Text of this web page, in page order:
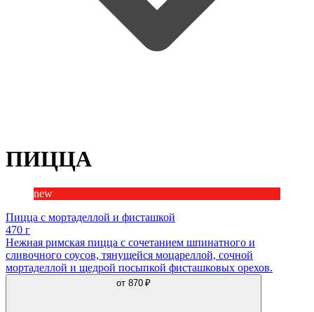
ПИЦЦА
new
Пицца с мортаделлой и фисташкой
470 г
Нежная римская пицца с сочетанием шпинатного и
сливочного соусов, тянущейся моцареллой, сочной
мортаделлой и щедрой посыпкой фисташковых орехов.
от 870 ₽